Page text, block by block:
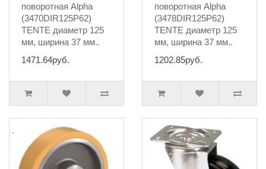
поворотная Alpha
(3470DIR125P62)
TENTE диаметр 125
мм, ширина 37 мм..
1471.64руб.
поворотная Alpha
(3478DIR125P62)
TENTE диаметр 125
мм, ширина 37 мм..
1202.85руб.